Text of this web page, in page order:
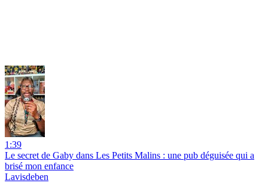
1:39
Le secret de Gaby dans Les Petits Malins : une pub déguisée qui a
brisé mon enfance
Lavisdeben